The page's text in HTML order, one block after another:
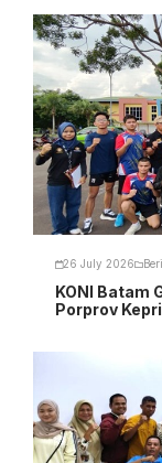
26 July 2026
KONI Batam
Porprov